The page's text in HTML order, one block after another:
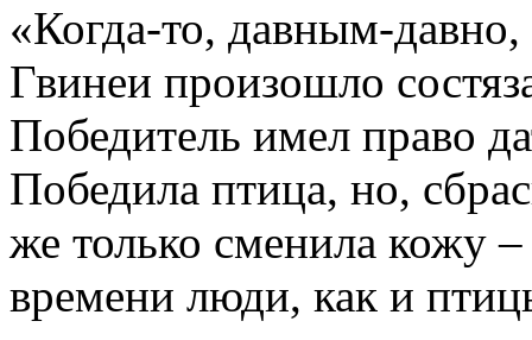
«Когда-то, давным-
Гвинеи произошло
Победитель имел право
Победила птица, но,
же только сменила кожу
времени люди, как и